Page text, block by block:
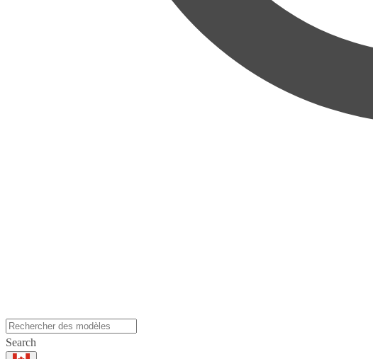
Search